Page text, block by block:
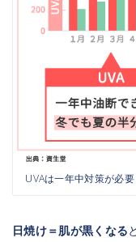
UVAは一年中対策が必
日焼け＝肌が黒くなる